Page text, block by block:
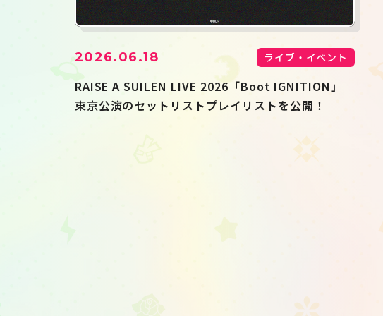
2026.06.18 ライブ・イベント
RAISE A SUILEN LIVE 2026「Boot IGNITION」
東京公演のセットリストプレイリストを公開！